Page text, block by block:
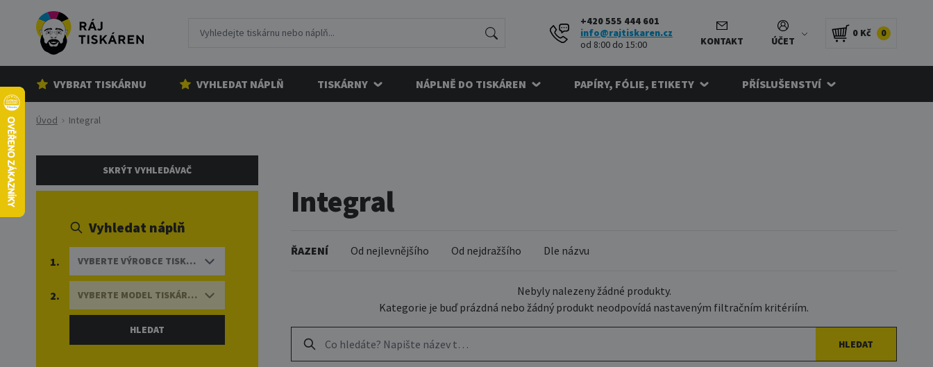
+420 555 444 601
info@rajtiskaren.cz
od 8:00 do 15:00
KONTAKT ÚČET
0 Kč 0
VYBRAT TISKÁRNU VYHLEDAT NÁPLŇ TISKÁRNY NÁPLNĚ DO TISKÁREN PAPÍRY, FÓLIE, ETIKETY PŘÍSLUŠENSTVÍ
Úvod Integral
SKRÝT VYHLEDÁVAČ
Vyhledat náplň
VYBERTE VÝROBCE TISKÁRNY
1.
VYBERTE MODEL TISKÁRNY
2.
Integral
ŘAZENÍ Od nejlevnějšího Od nejdražšího Dle názvu
Nebyly nalezeny žádné produkty.
Kategorie je buď prázdná nebo žádný produkt neodpovídá nastaveným filtračním kritériím.
HLEDAT